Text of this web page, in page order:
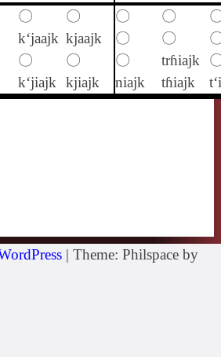
〇 〇 〇 〇
k‘jaajk kjaajk 〇 〇
〇 〇 〇 trɦiajk
k‘jiajk kjiajk niajk tɦiajk
| Theme: Philspace by